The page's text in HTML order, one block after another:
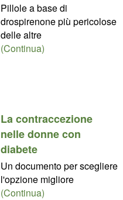
Pillole a base di
drospirenone più pericolose
delle altre
(Continua)
La contraccezione
nelle donne con
diabete
Un documento per scegliere
l'opzione migliore
(Continua)